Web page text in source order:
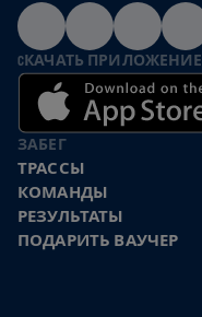
CКАЧАТЬ ПРИЛОЖЕНИЕ
ЗАБЕГ
ТРАССЫ
КОМАНДЫ
РЕЗУЛЬТАТЫ
ПОДАРИТЬ ВАУЧЕР